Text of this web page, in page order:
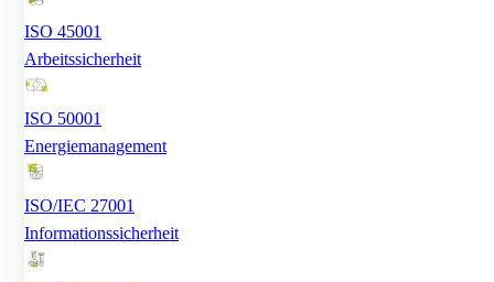
ISO 45001
Arbeitssicherheit
ISO 50001
Energiemanagement
ISO/IEC 27001
Informationssicherheit